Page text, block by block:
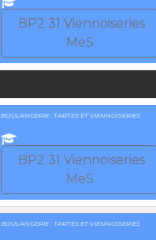
BP2 31 Viennoiseries
MeS
BOULANGERIE : TARTES ET VIENNOISERIES
BP2 31 Viennoiseries
MeS
BOULANGERIE : TARTES ET VIENNOISERIES